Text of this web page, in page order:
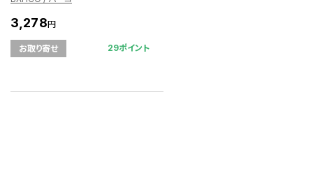
3,278円
お取り寄せ 29ポイント